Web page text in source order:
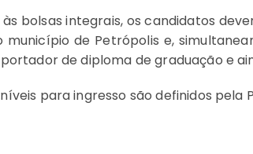
bolsas integrais, os candidatos
município de Petrópolis e,
de diploma de graduação e
para ingresso são definidos pela